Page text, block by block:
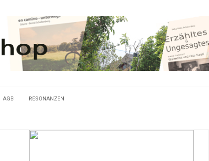
AGB RESONANZEN